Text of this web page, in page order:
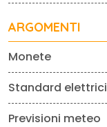
ARGOMENTI
Monete
Standard elettrici
Previsioni meteo